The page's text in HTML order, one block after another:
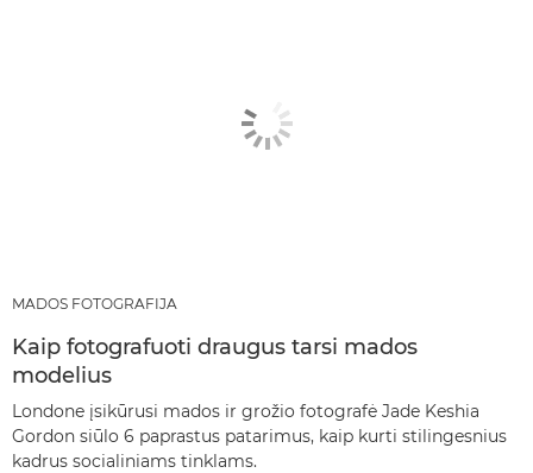
MADOS FOTOGRAFIJA
Kaip fotografuoti draugus tarsi mados
modelius
Londone įsikūrusi mados ir grožio fotografė Jade Keshia
Gordon siūlo 6 paprastus patarimus, kaip kurti stilingesnius
kadrus socialiniams tinklams.